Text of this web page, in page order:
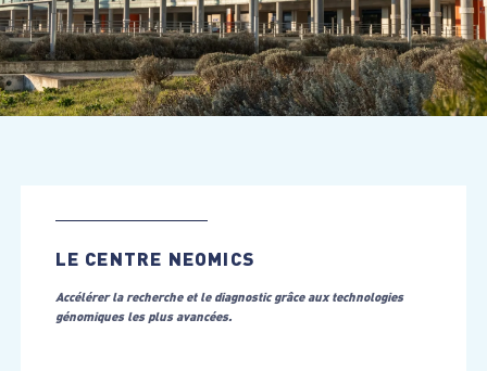
LE CENTRE NEOMICS
Accélérer la recherche et le diagnostic grâce aux technologies
génomiques les plus avancées.